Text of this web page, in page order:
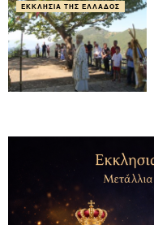
ΕΚΚΛΗΣΊΑ ΤΗΣ ΕΛΛΆΔΟΣ